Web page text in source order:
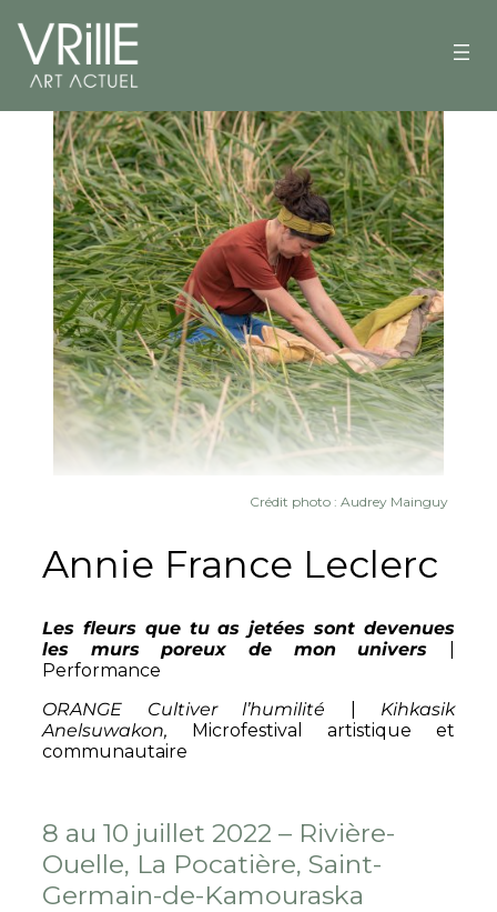
Crédit photo : Audrey Mainguy
Annie France Leclerc
Les fleurs que tu as jetées sont devenues
les murs poreux de mon univers
Performance
ORANGE
Cultiver l’humilité
Kihkasik
Anelsuwakon, Microfestival artistique et
communautaire
8 au 10 juillet 2022 – Rivière-
Ouelle, La Pocatière, Saint-
Germain-de-Kamouraska